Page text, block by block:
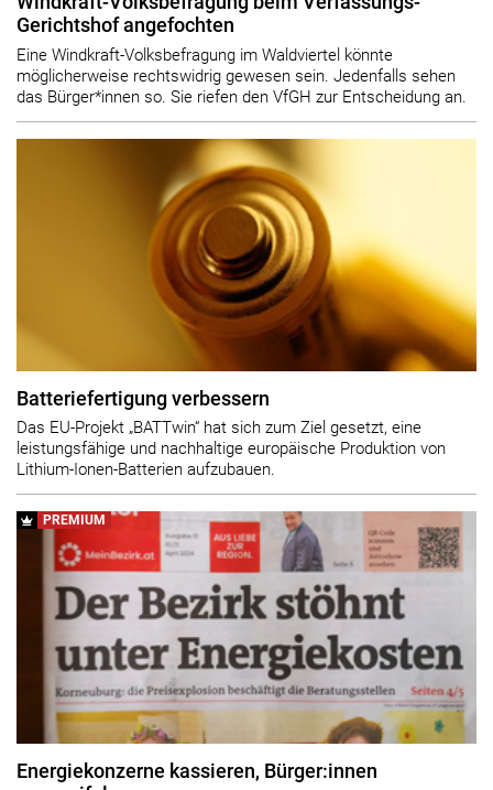
Gerichtshof angefochten
Eine Windkraft-Volksbefragung im Waldviertel könnte
möglicherweise rechtswidrig gewesen sein. Jedenfalls sehen
das Bürger*innen so. Sie riefen den VfGH zur Entscheidung an.
Batteriefertigung verbessern
Das EU-Projekt „BATTwin“ hat sich zum Ziel gesetzt, eine
leistungsfähige und nachhaltige europäische Produktion von
Lithium-Ionen-Batterien aufzubauen.
PREMIUM
Energiekonzerne kassieren, Bürger:innen